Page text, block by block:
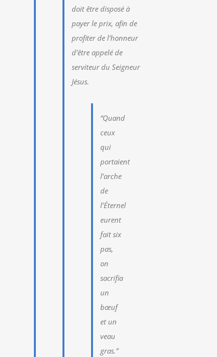
doit être disposé à
payer le prix, afin de
profiter de l’honneur
d’être appelé de
serviteur du Seigneur
Jésus.
“Quand
ceux
qui
portaient
l’arche
de
l’Éternel
eurent
fait six
pas,
on
sacrifia
un
bœuf
et un
veau
gras.”